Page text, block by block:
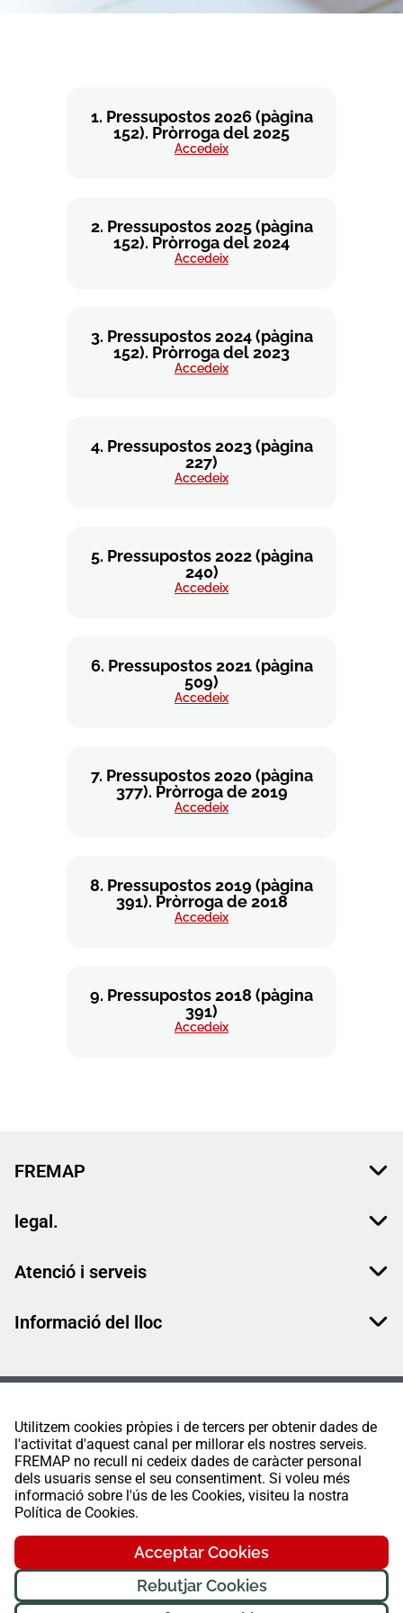
Utilitzem cookies pròpies i de tercers per obtenir dades de
l'activitat d'aquest canal per millorar els nostres serveis.
FREMAP no recull ni cedeix dades de caràcter personal
dels usuaris sense el seu consentiment. Si voleu més
informació sobre l'ús de les Cookies, visiteu la nostra
Política de Cookies.
Acceptar Cookies
Rebutjar Cookies
1. Pressupostos 2026 (pàgina
152). Pròrroga del 2025
Accedeix
2. Pressupostos 2025 (pàgina
152). Pròrroga del 2024
Accedeix
3. Pressupostos 2024 (pàgina
152). Pròrroga del 2023
Accedeix
4. Pressupostos 2023 (pàgina
227)
Accedeix
5. Pressupostos 2022 (pàgina
240)
Accedeix
6. Pressupostos 2021 (pàgina
509)
Accedeix
7. Pressupostos 2020 (pàgina
377). Pròrroga de 2019
Accedeix
8. Pressupostos 2019 (pàgina
391). Pròrroga de 2018
Accedeix
9. Pressupostos 2018 (pàgina
391)
Accedeix
FREMAP
legal.
Atenció i serveis
Informació del lloc